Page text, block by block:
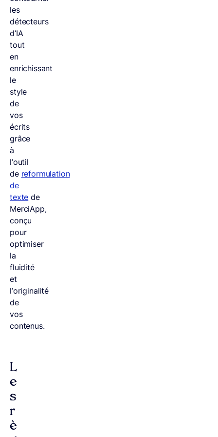
les
détecteurs
d’IA
tout
en
enrichissant
le
style
de
vos
écrits
grâce
à
l’outil
de reformulation
de
texte de
MerciApp,
conçu
pour
optimiser
la
fluidité
et
l’originalité
de
vos
contenus.
L
e
s
r
è